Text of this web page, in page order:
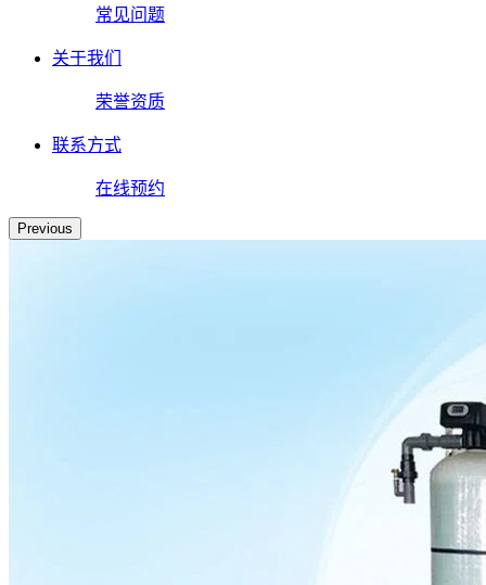
常见问题
关于我们
荣誉资质
联系方式
在线预约
Previous